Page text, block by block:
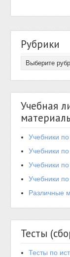
Рубрики
Учебная
Учебники
Учебники
Учебники
Учебники
Различные
Тесты
Тесты по